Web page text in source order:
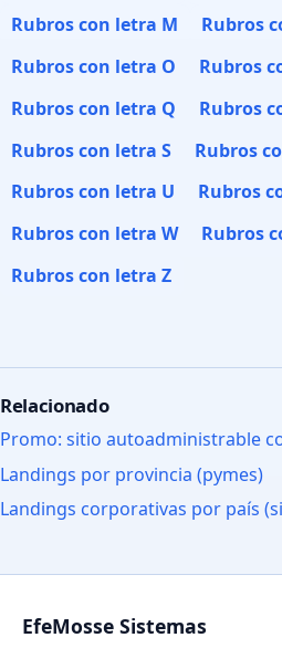
Rubros con letra M
Rubros
Rubros con letra O
Rubros
Rubros con letra Q
Rubros
Rubros con letra S
Rubros
Rubros con letra U
Rubros
Rubros con letra W
Rubros
Rubros con letra Z
Relacionado
Promo: sitio autoadministrable
Landings por provincia (pymes)
Landings corporativas por país
EfeMosse Sistemas